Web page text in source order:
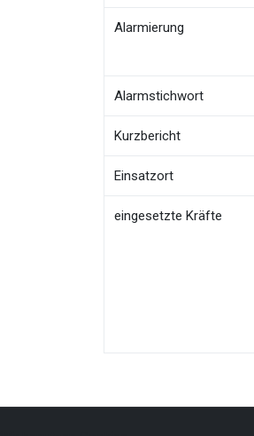
Alarmierung
Alarmstichwort
Kurzbericht
Einsatzort
eingesetzte Kräfte